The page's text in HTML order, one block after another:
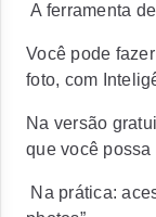
A ferramenta
Você pode
foto, com
Na versão
que você
Na prática: